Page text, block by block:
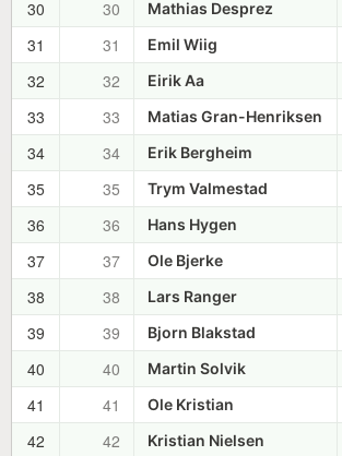
30 30 Mathias Desprez
31 31 Emil Wiig
32 32 Eirik Aa
33 33 Matias Gran-Henriksen
34 34 Erik Bergheim
35 35 Trym Valmestad
36 36 Hans Hygen
37 37 Ole Bjerke
38 38 Lars Ranger
39 39 Bjorn Blakstad
40 40 Martin Solvik
41 41 Ole Kristian
42 42 Kristian Nielsen